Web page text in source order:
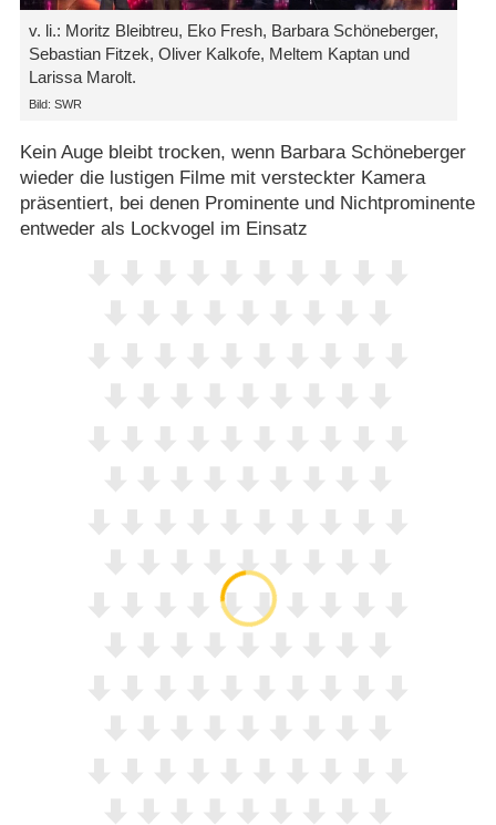
v. li.: Moritz Bleibtreu, Eko Fresh, Barbara Schöneberger,
Sebastian Fitzek, Oliver Kalkofe, Meltem Kaptan und
Larissa Marolt.
Bild: SWR
Kein Auge bleibt trocken, wenn Barbara Schöneberger
wieder die lustigen Filme mit versteckter Kamera
präsentiert, bei denen Prominente und Nichtprominente
entweder als Lockvogel im Einsatz